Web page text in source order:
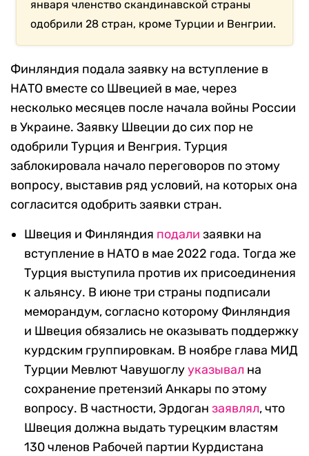
января членство скандинавской страны
одобрили 28 стран, кроме Турции и Венгрии.
Финляндия подала заявку на вступление в
НАТО вместе со Швецией в мае, через
несколько месяцев после начала войны России
в Украине. Заявку Швеции до сих пор не
одобрили Турция и Венгрия. Турция
заблокировала начало переговоров по этому
вопросу, выставив ряд условий, на которых она
согласится одобрить заявки стран.
Швеция и Финляндия подали заявки на
вступление в НАТО в мае 2022 года. Тогда же
Турция выступила против их присоединения
к альянсу. В июне три страны подписали
меморандум, согласно которому Финляндия
и Швеция обязались не оказывать поддержку
курдским группировкам. В ноябре глава МИД
Турции Мевлют Чавушоглууказывал на
сохранение претензий Анкары по этому
вопросу. В частности, Эрдоган заявлял, что
Швеция должна выдать турецким властям
130 членов Рабочей партии Курдистана